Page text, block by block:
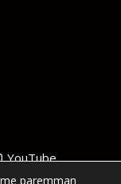
YouTube
paremman